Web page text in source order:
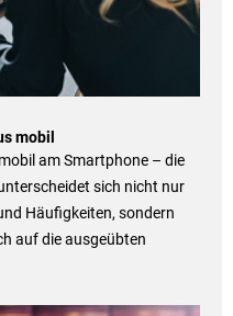
mobil
am Smartphone – die
sich nicht nur
Häufigkeiten, sondern
auf die ausgeübten